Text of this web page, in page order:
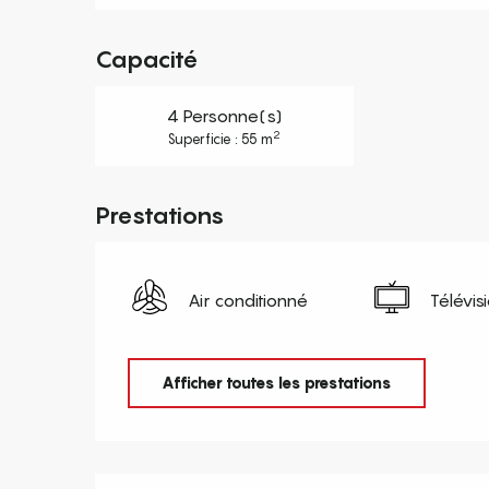
Capacité
4 Personne(s)
Superficie : 55 m2
Prestations
Air conditionné
Afficher toutes les prestations